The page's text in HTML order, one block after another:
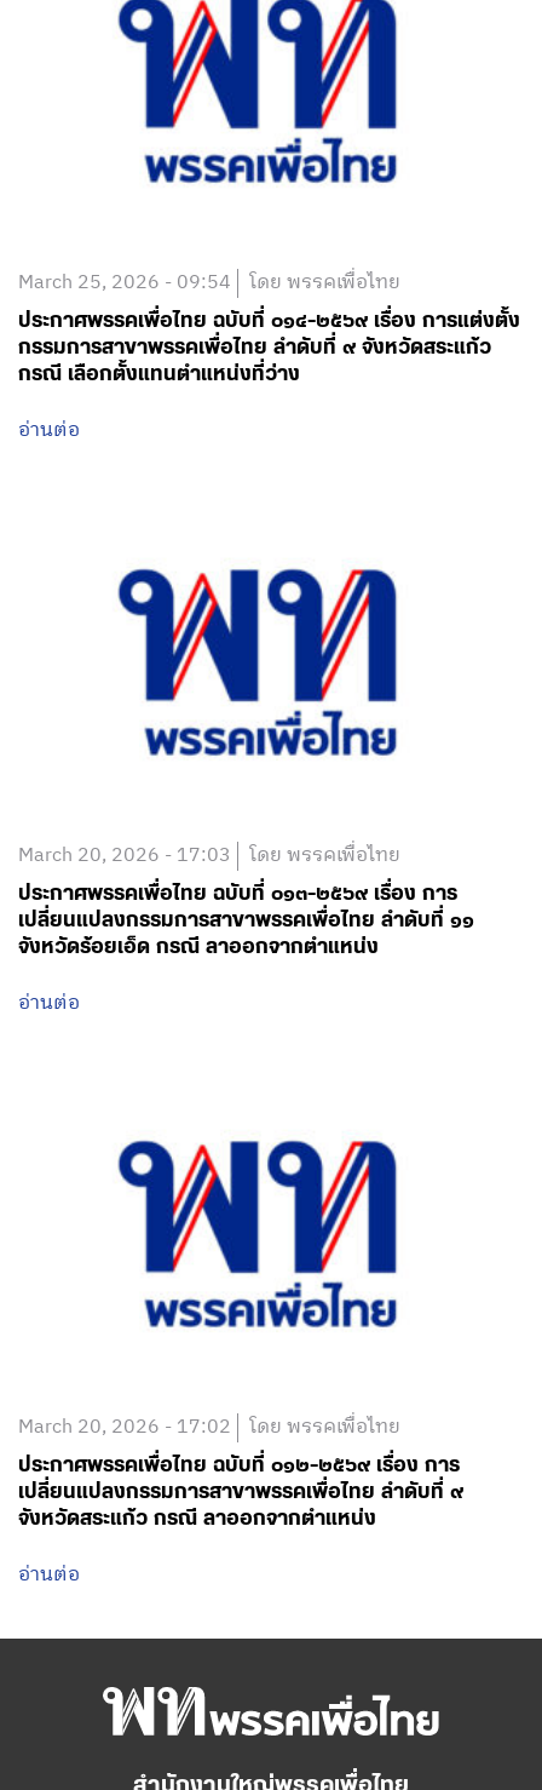
March 25, 2026 - 09:54 โดย พรรคเพื่อไทย
ประกาศพรรคเพื่อไทย ฉบับที่ ๐๑๔-๒๕๖๙ เรื่อง การแต่งตั้ง
กรรมการสาขาพรรคเพื่อไทย ลำดับที่ ๙ จังหวัดสระแก้ว
กรณี เลือกตั้งแทนตำแหน่งที่ว่าง
อ่านต่อ
March 20, 2026 - 17:03 โดย พรรคเพื่อไทย
ประกาศพรรคเพื่อไทย ฉบับที่ ๐๑๓-๒๕๖๙ เรื่อง การ
เปลี่ยนแปลงกรรมการสาขาพรรคเพื่อไทย ลำดับที่ ๑๑
จังหวัดร้อยเอ็ด กรณี ลาออกจากตำแหน่ง
อ่านต่อ
March 20, 2026 - 17:02 โดย พรรคเพื่อไทย
ประกาศพรรคเพื่อไทย ฉบับที่ ๐๑๒-๒๕๖๙ เรื่อง การ
เปลี่ยนแปลงกรรมการสาขาพรรคเพื่อไทย ลำดับที่ ๙
จังหวัดสระแก้ว กรณี ลาออกจากตำแหน่ง
อ่านต่อ